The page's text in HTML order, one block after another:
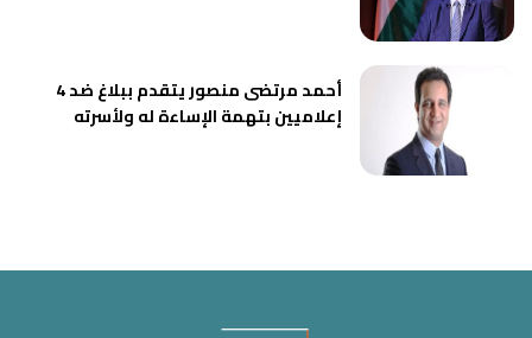
أحمد مرتضى منصور يتقدم ببلاغ ضد 4
إعلاميين بتهمة الإساءة له ولأسرته